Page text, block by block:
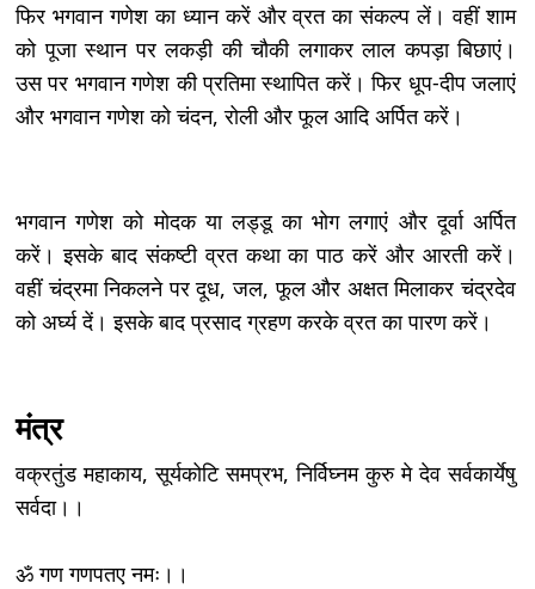
फिर भगवान गणेश का ध्यान करें और व्रत का संकल्प लें। वहीं शाम
को पूजा स्थान पर लकड़ी की चौकी लगाकर लाल कपड़ा बिछाएं।
उस पर भगवान गणेश की प्रतिमा स्थापित करें। फिर धूप-दीप जलाएं
और भगवान गणेश को चंदन, रोली और फूल आदि अर्पित करें।
भगवान गणेश को मोदक या लड्डू का भोग लगाएं और दूर्वा अर्पित
करें। इसके बाद संकष्टी व्रत कथा का पाठ करें और आरती करें।
वहीं चंद्रमा निकलने पर दूध, जल, फूल और अक्षत मिलाकर चंद्रदेव
को अर्घ्य दें। इसके बाद प्रसाद ग्रहण करके व्रत का पारण करें।
मंत्र
वक्रतुंड महाकाय, सूर्यकोटि समप्रभ, निर्विघ्नम कुरु मे देव सर्वकार्येषु
सर्वदा।।
ॐ गण गणपतए नमः।।